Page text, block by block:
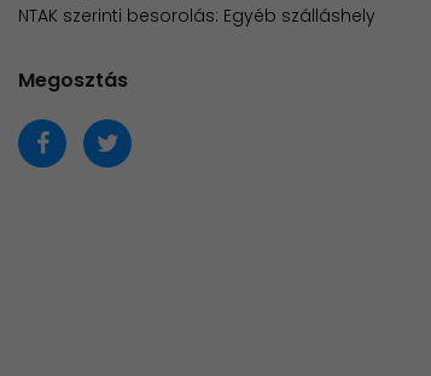
NTAK szerinti besorolás: Egyéb szálláshely
Megosztás